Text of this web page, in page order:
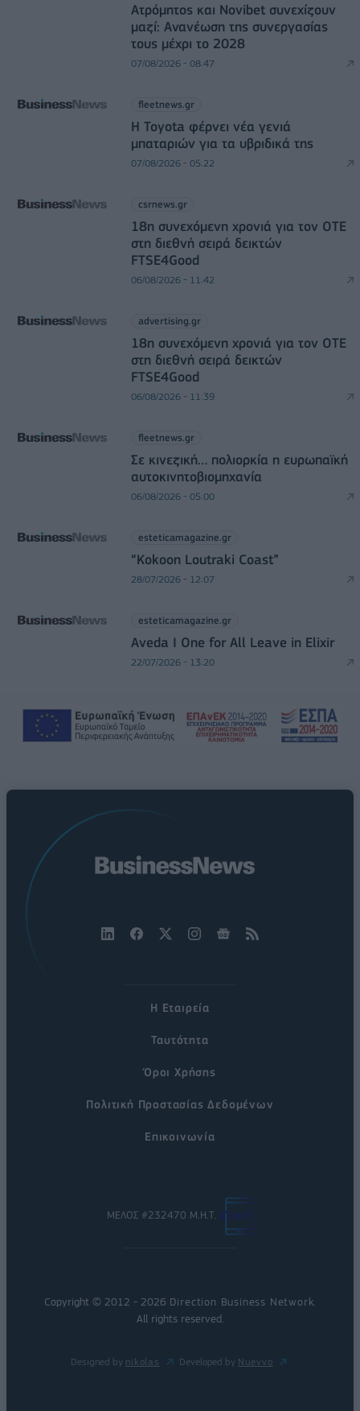
Ατρόμητος και Novibet συνεχίζουν
μαζί: Ανανέωση της συνεργασίας
τους μέχρι το 2028
07/08/2026 - 08:47
fleetnews.gr
Η Toyota φέρνει νέα γενιά
μπαταριών για τα υβριδικά της
07/08/2026 - 05:22
csrnews.gr
18η συνεχόμενη χρονιά για τον ΟΤΕ
στη διεθνή σειρά δεικτών
FTSE4Good
06/08/2026 - 11:42
advertising.gr
18η συνεχόμενη χρονιά για τον ΟΤΕ
στη διεθνή σειρά δεικτών
FTSE4Good
06/08/2026 - 11:39
fleetnews.gr
Σε κινεζική… πολιορκία η ευρωπαϊκή
αυτοκινητοβιομηχανία
06/08/2026 - 05:00
esteticamagazine.gr
“Kokoon Loutraki Coast”
28/07/2026 - 12:07
esteticamagazine.gr
Aveda I One for All Leave in Elixir
22/07/2026 - 13:20
Η Εταιρεία
Ταυτότητα
Όροι Χρήσης
Πολιτική Προστασίας Δεδομένων
Επικοινωνία
ΜΕΛΟΣ #232470 Μ.Η.Τ.
Copyright © 2012 - 2026 Direction Business Network
All rights reserved.
Designed by nikolas Developed by Nuevvo